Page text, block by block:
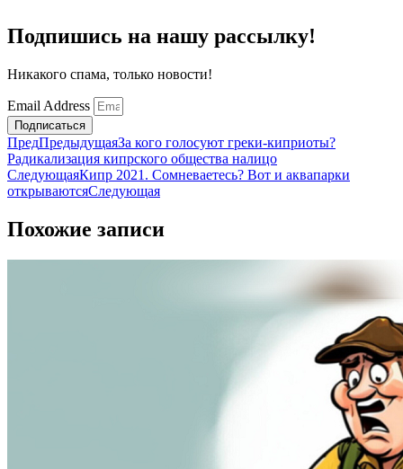
Подпишись на нашу рассылку!
Никакого спама, только новости!
Email Address
Подписаться
ПредПредыдущаяЗа кого голосуют греки-киприоты?
Радикализация кипрского общества налицо
СледующаяКипр 2021. Сомневаетесь? Вот и аквапарки
открываютсяСледующая
Похожие записи